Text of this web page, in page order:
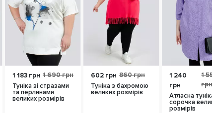
1 183 грн 1 690 грн
Туніка зі стразами
та перлинами
великих розмірів
602 грн 860 грн
Туніка з бахромою
великих розмірів
1 240
грн
1
Атласна
сорочка
розмірів